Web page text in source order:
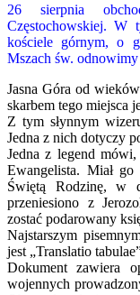
26 sierpnia
Częstochowskiej.
kościele górnym, o
Mszach św.
Jasna Góra od
skarbem tego miejsca
Z tym słynnym
Jedna z nich dotyczy
Jedna z legend
Ewangelista. Miał
Świętą Rodzinę, w
przeniesiono z
zostać podarowany
Najstarszym
jest „Translatio
Dokument zawiera
wojennych